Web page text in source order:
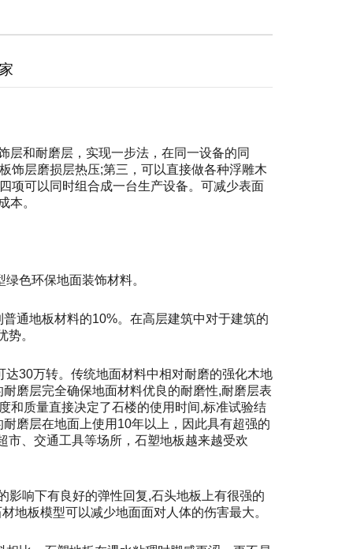
层和耐磨层，实现一步法，在同一设备的同
饰层磨损层热压;第三，可以直接做各种浮雕木
项可以同时组合成一台生产设备。可减少表面
本。
色环保地面装饰材料。
通地板材料的10%。在高层建筑中对于建筑的
。
30万转。传统地面材料中相对耐磨的强化木地
磨层完全确保地面材料优良的耐磨性,耐磨层表
和质量直接决定了石楼的使用时间,标准试验结
磨层在地面上使用10年以上，因此具有超强的
市、交通工具等场所，石塑地板越来越受欢
影响下有良好的弹性回复,石头地板上有很强的
地板模型可以减少地面面对人体的伤害最大。